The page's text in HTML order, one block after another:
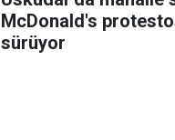
McDonald's
sürüyor